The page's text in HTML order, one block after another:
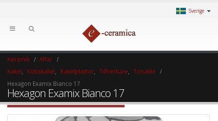
Sverige
Keramik
Affär
Kakel
Kökskakel Kakelplattor Tillverkare
Tonalite
Hexagon Examix Bianco 17
Hexagon Examix Bianco 17